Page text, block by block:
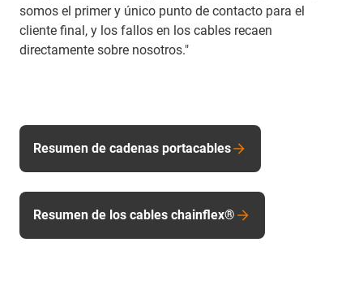
somos el primer y único punto de contacto para el
cliente final, y los fallos en los cables recaen
directamente sobre nosotros."
Resumen de cadenas portacables
Resumen de los cables chainflex®